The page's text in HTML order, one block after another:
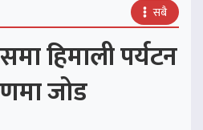
सबै
हिमाली पर्यटन
जोड